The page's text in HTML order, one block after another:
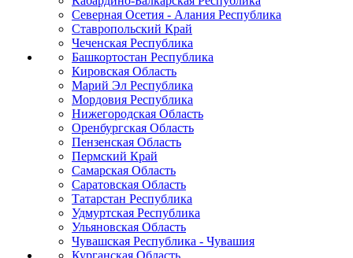
Северная Осетия - Алания Республика
Ставропольский Край
Чеченская Республика
Башкортостан Республика
Кировская Область
Марий Эл Республика
Мордовия Республика
Нижегородская Область
Оренбургская Область
Пензенская Область
Пермский Край
Самарская Область
Саратовская Область
Татарстан Республика
Удмуртская Республика
Ульяновская Область
Чувашская Республика - Чувашия
Курганская Область